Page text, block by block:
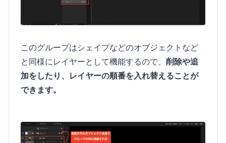
このグループはシェイプなどのオブジェクトなど
と同様にレイヤーとして機能するので、 削除や追
加をしたり、レイヤーの順番を入れ替えることが
できます。